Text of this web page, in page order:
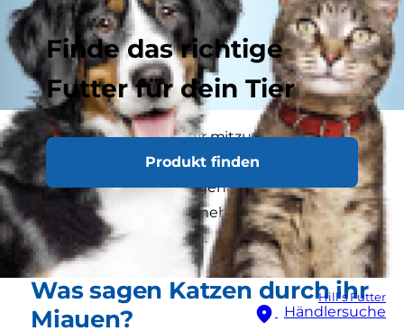
Finde das richtige
Futter für dein Tier
Produkt finden
Hill’s Futter
Händlersuche
Katzen sind gut darin, dir mitzuteilen, wenn sie
etwas wollen, entweder lautstark oder mit
ihrem Körper. Aber was genau will Deine Katze
sagen? Lies weiter, um mehr über das Verhalten
Deiner Katze zu erfahren.
Was sagen Katzen durch ihr
Miauen?